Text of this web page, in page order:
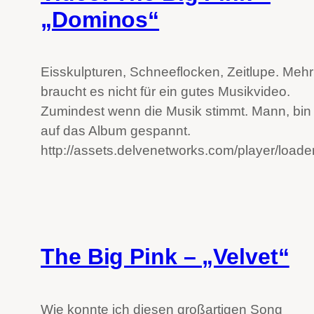
„Dominos“
Eisskulpturen, Schneeflocken, Zeitlupe. Mehr
braucht es nicht für ein gutes Musikvideo.
Zumindest wenn die Musik stimmt. Mann, bin
auf das Album gespannt.
http://assets.delvenetworks.com/player/
The Big Pink – „Velvet“
Wie konnte ich diesen großartigen Song